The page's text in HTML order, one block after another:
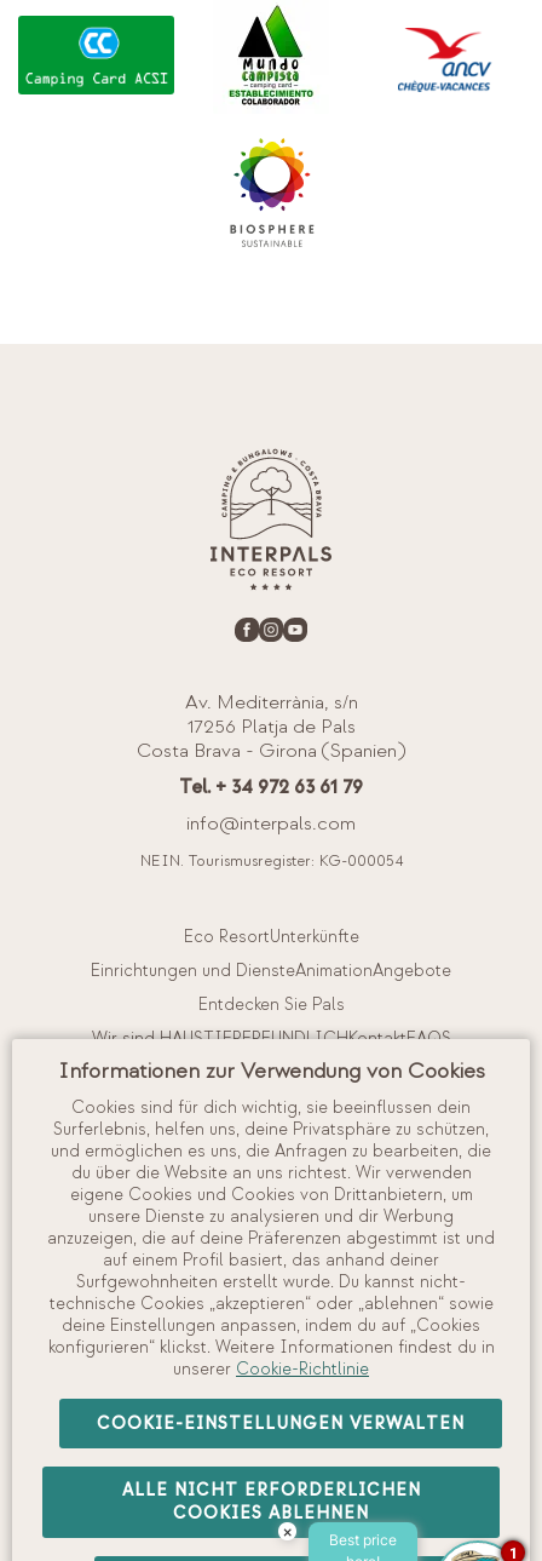
Av. Mediterrània, s/n
17256 Platja de Pals
Costa Brava - Girona (Spanien)
Tel. + 34 972 63 61 79
info@interpals.com
NEIN. Tourismusregister: KG-000054
Eco ResortUnterkünfte
Einrichtungen und DiensteAnimationAngebote
Entdecken Sie Pals
Wir sind HAUSTIERFREUNDLICHKontaktFAQS
Buchungsbedingungen
Reiserücktrittsversicherung
Interne Vorschriften Arbeite mit uns
Mein Account
Anzeigen und Verwalten Ihrer Buchung
Check in
Verfügbarkeit prüfen
©2026Camping Interpals, S.A.
Rechtliche Warnung·Datenschutzrichtlinie
Richtlinie·Richtlinie für soziale Netzwerke
Informationen zur Verwendung von Cookies
Cookies sind für dich wichtig, sie beeinflussen dein
Surferlebnis, helfen uns, deine Privatsphäre zu schützen,
und ermöglichen es uns, die Anfragen zu bearbeiten, die
du über die Website an uns richtest. Wir verwenden
eigene Cookies und Cookies von Drittanbietern, um
unsere Dienste zu analysieren und dir Werbung
anzuzeigen, die auf deine Präferenzen abgestimmt ist und
auf einem Profil basiert, das anhand deiner
Surfgewohnheiten erstellt wurde. Du kannst nicht-
technische Cookies „akzeptieren“ oder „ablehnen“ sowie
deine Einstellungen anpassen, indem du auf „Cookies
konfigurieren“ klickst. Weitere Informationen findest du in
unserer Cookie-Richtlinie
COOKIE-EINSTELLUNGEN VERWALTEN
ALLE NICHT ERFORDERLICHEN
COOKIES ABLEHNEN
×
Best price
1